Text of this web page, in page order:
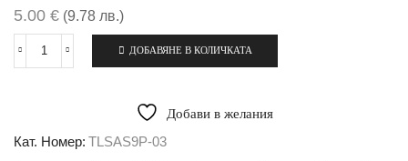
5.00 € (9.78 лв.)
количество
гръб
ДОБАВЯНЕ В КОЛИЧКАТА
Добави в желания
Кат. Номер: TLSAS9P-03